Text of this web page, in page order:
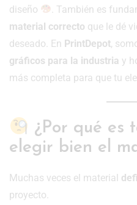
diseño
. También es
material correcto que le dé
deseado. En PrintDepot,
gráficos para la industria y
más completa para que tu
¿Por qué es
elegir bien el
Muchas veces el material
proyecto.